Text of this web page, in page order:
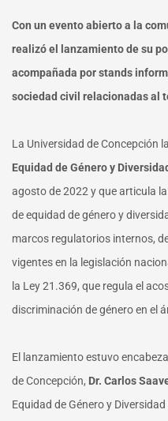
Con un evento abierto a la
realizó el lanzamiento de su
acompañada por stands
sociedad civil relacionadas al
La Universidad de Concepción
Equidad de Género y
agosto de 2022 y que articula
de equidad de género y
marcos regulatorios internos,
vigentes en la legislación
la Ley 21.369, que regula el
discriminación de género en el
El lanzamiento estuvo
de Concepción, Dr. Carlos
Equidad de Género y Diversidad